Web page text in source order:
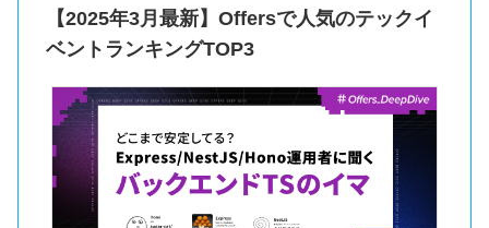
【2025年3月最新】Offersで人気のテックイ
ベントランキングTOP3